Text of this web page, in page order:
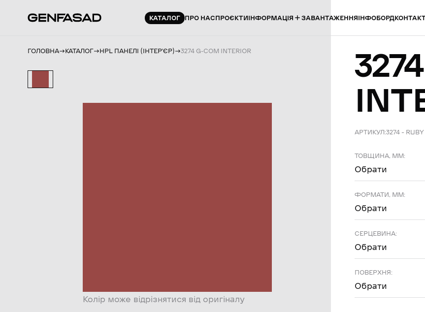
КАТАЛОГ ПРО НАСПРОЄКТИІНФОРМАЦІЯ ЗАВАНТАЖЕННЯІНФОБОРД
ГОЛОВНА КАТАЛОГ HPL ПАНЕЛІ (ІНТЕРʼЄР) 3274 G-COM INTERIOR
Колір може відрізнятися від оригіналу
3274
АРТИКУЛ:3274 –
ТОВЩИНА, ММ:
Обрати
ФОРМАТИ, ММ:
Обрати
СЕРЦЕВИНА:
Обрати
ПОВЕРХНЯ:
Обрати